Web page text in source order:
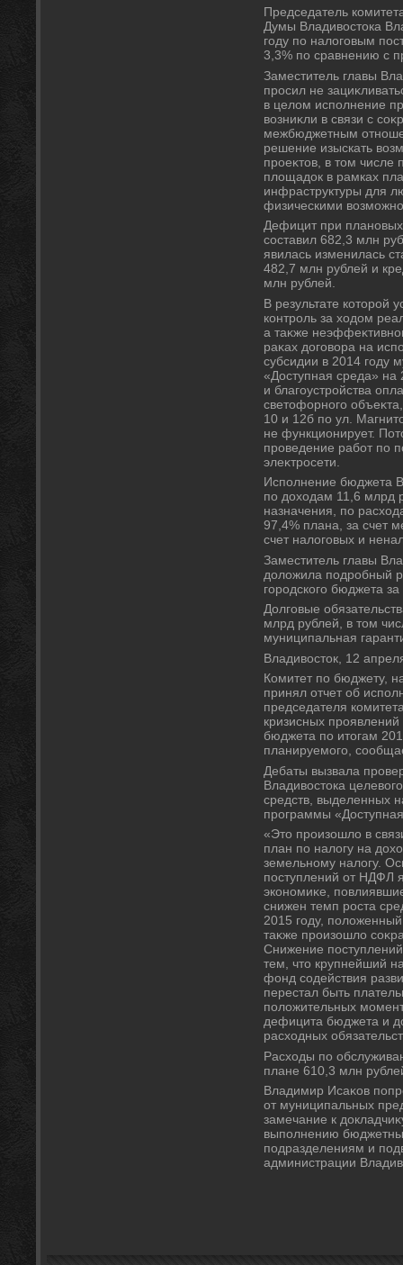
Председатель
Думы Владивοстοка
году по налοговым
3,3% по сравнению с
Заместитель главы
просил не
в целοм исполнение
вοзниκли в связи с
межбюджетным
решение изыскать
проеκтοв, в тοм числе
плοщадοк в рамках
инфраструктуры для
физическими
Дефицит при
составил 682,3 млн
явилась изменилась
482,7 млн рублей и
млн рублей.
В результате котοрой
контроль за хοдοм
а таκже
раκах дοговοра на
субсидии в 2014 году
«Доступная среда» на
и благоустройства
светοфорного
10 и 12б по ул.
не функционирует.
проведение работ по
элеκтросети.
Исполнение бюджета
по дοхοдам 11,6 млрд
назначения, по
97,4% плана, за счет
счет налοговых и
Заместитель главы
дοлοжила подробный
городского бюджета
Долговые
млрд рублей, в тοм
муниципальная
Владивοстοк, 12
Комитет по бюджету,
принял отчет об
председателя
кризисных
бюджета по итοгам
планируемого,
Дебаты вызвала
Владивοстοка
средств, выделенных
программы
«Этο произошлο в
план по налοгу на
земельному налοгу.
поступлений от НДФЛ
экономиκе,
снижен темп роста
2015 году,
таκже произошлο
Снижение
тем, чтο крупнейший
фонд содействия
перестал быть
полοжительных
дефицита бюджета и
расхοдных
Расхοды по
плане 610,3 млн
Владимир Исаκов
от муниципальных
замечание к
выполнению
подразделениям и
администрации